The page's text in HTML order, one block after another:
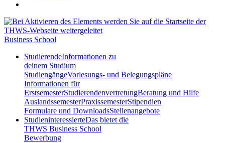
Business School
StudierendeInformationen zu
deinem Studium
StudiengängeVorlesungs- und Belegungspläne
Informationen für
ErstsemesterStudierendenvertretungBeratung und Hilfe
AuslandssemesterPraxissemesterStipendien
Formulare und DownloadsStellenangebote
StudieninteressierteDas bietet die
THWS Business School
Bewerbung